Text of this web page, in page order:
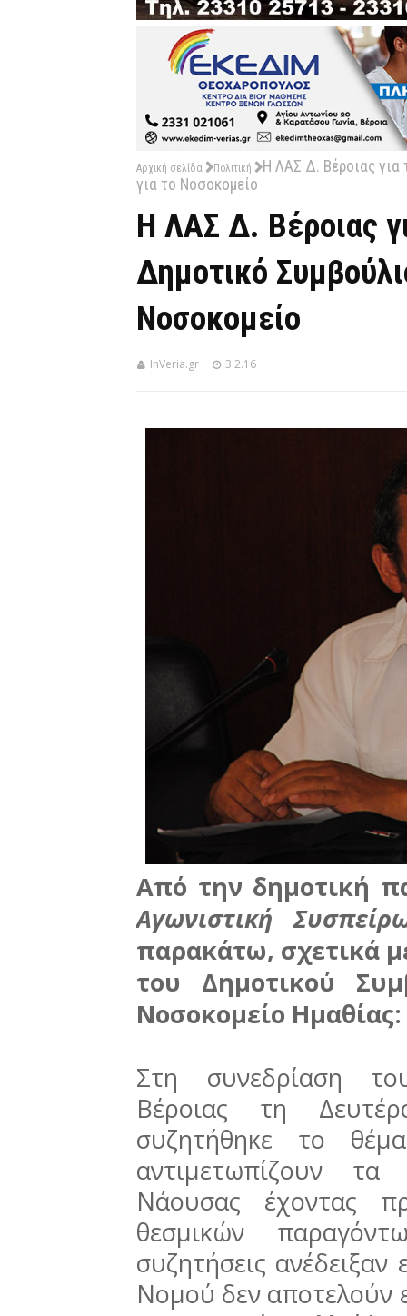
Αρχική σελίδα Πολιτική
Η ΛΑΣ Δ. Βέροιας για
για το Νοσοκομείο
Η ΛΑΣ Δ. Βέροιας
Δημοτικό
Νοσοκομείο
InVeria.gr 3.2.16
Από την δημοτική
Αγωνιστική
παρακάτω, σχετικά
του Δημοτικού
Νοσοκομείο Ημαθίας:
Στη συνεδρίαση
Βέροιας τη
συζητήθηκε το
αντιμετωπίζουν
Νάουσας έχοντας
θεσμικών
συζητήσεις
Νομού δεν αποτελούν